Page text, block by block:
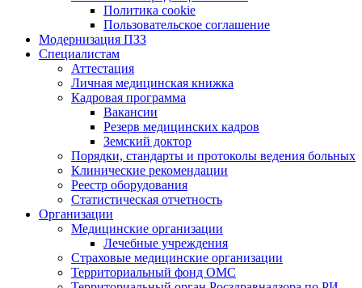
Политика cookie
Пользовательское соглашение
Модернизация ПЗЗ
Специалистам
Аттестация
Личная медицинская книжка
Кадровая программа
Вакансии
Резерв медицинских кадров
Земский доктор
Порядки, стандарты и протоколы ведения больных
Клинические рекомендации
Реестр оборудования
Статистическая отчетность
Организации
Медицинские организации
Лечебные учреждения
Страховые медицинские организации
Территориальный фонд ОМС